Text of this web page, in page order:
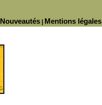
Mentions légales
Nouveautés